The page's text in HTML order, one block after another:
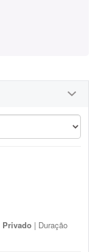
Privado | Duração